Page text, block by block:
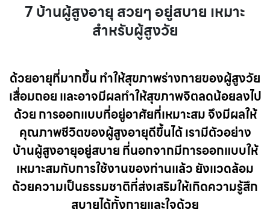
7 บ้านผู้สูงอายุ สวยๆ อยู่สบาย เหมาะ
สำหรับผู้สูงวัย
ด้วยอายุที่มากขึ้น ทำให้สุขภาพร่างกายของผู้สูงวัย
เสื่อมถอย และอาจมีผลทำให้สุขภาพจิตลดน้อยลงไป
ด้วย การออกแบบที่อยู่อาศัยที่เหมาะสม จึงมีผลให้
คุณภาพชีวิตของผู้สูงอายุดีขึ้นได้ เรามีตัวอย่าง
บ้านผู้สูงอายุอยู่สบาย ที่นอกจากมีการออกแบบให้
เหมาะสมกับการใช้งานของท่านแล้ว ยังแวดล้อม
ด้วยความเป็นธรรมชาติที่ส่งเสริมให้เกิดความรู้สึก
สบายได้ทั้งกายและใจด้วย